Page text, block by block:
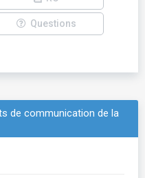
Questions
de communication de la